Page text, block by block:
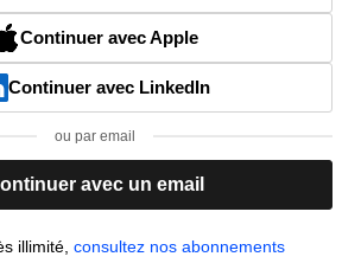
Continuer avec Apple
Continuer avec LinkedIn
ou par email
avec un email
illimité, consultez nos abonnements